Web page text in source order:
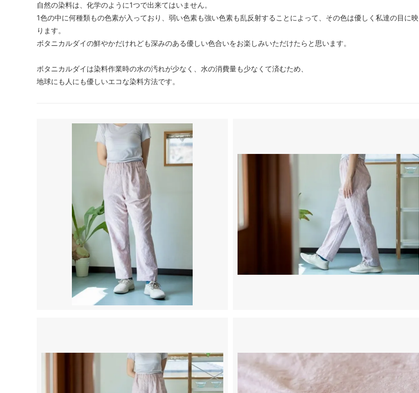
自然の染料は、化学のように1つで出来てはいません。
1色の中に何種類もの色素が入っており、弱い色素も強い色素も乱反射することによって、その色は優しく私達の目に映
ります。
ボタニカルダイの鮮やかだけれども深みのある優しい色合いをお楽しみいただけたらと思います。
ボタニカルダイは染料作業時の水の汚れが少なく、水の消費量も少なくて済むため、
地球にも人にも優しいエコな染料方法です。